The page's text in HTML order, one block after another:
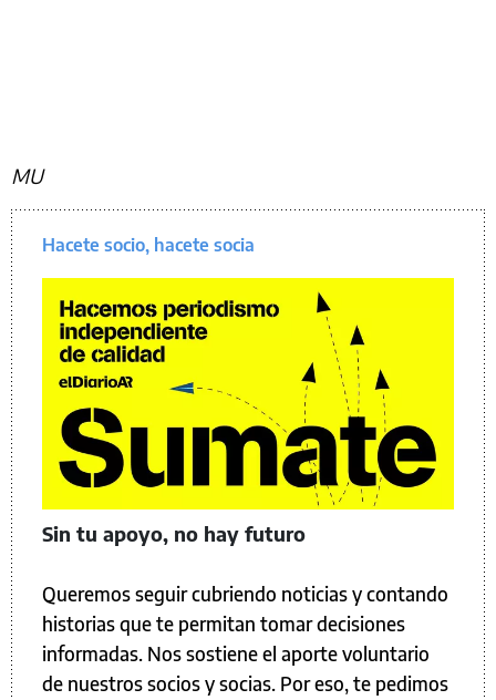
MU
Hacete socio, hacete socia
Sin tu apoyo, no hay futuro
Queremos seguir cubriendo noticias y contando
historias que te permitan tomar decisiones
informadas. Nos sostiene el aporte voluntario
de nuestros socios y socias. Por eso, te pedimos